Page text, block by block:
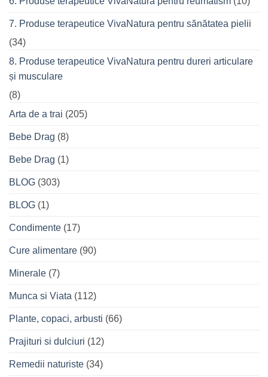
7. Produse terapeutice VivaNatura pentru sănătatea pielii
(34)
8. Produse terapeutice VivaNatura pentru dureri articulare
și musculare
(8)
Arta de a trai (205)
Bebe Drag (8)
Bebe Drag (1)
BLOG (303)
BLOG (1)
Condimente (17)
Cure alimentare (90)
Minerale (7)
Munca si Viata (112)
Plante, copaci, arbusti (66)
Prajituri si dulciuri (12)
Remedii naturiste (34)